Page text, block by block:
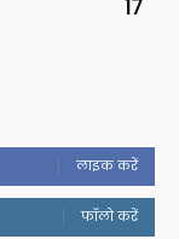
17
लाइक करें
फॉलो करें